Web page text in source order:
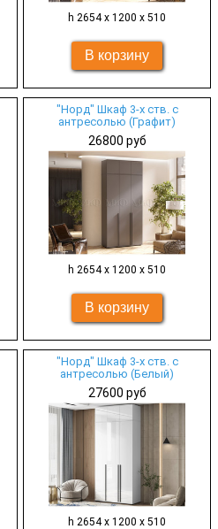
h 2654 х 1200 х 510
"Норд" Шкаф 3-х ств. с
антресолью (Графит)
26800 руб
h 2654 х 1200 х 510
"Норд" Шкаф 3-х ств. с
антресолью (Белый)
27600 руб
h 2654 х 1200 х 510